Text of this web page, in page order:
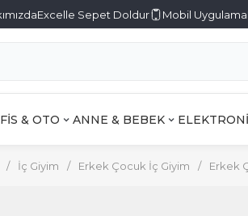
Excelle Sepet Doldur Mobil Uygulama
& OTO ANNE & BEBEK
/ İç Giyim / Erkek Çocuk İç Giyim / Erkek